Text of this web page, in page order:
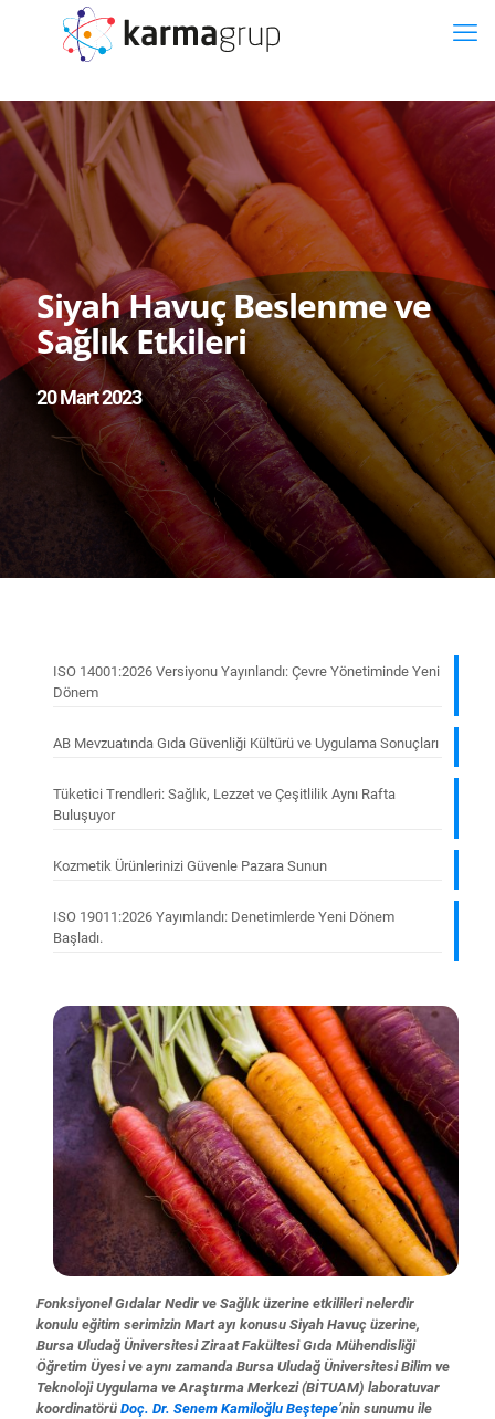
Siyah Havuç Beslenme ve
Sağlık Etkileri
20 Mart 2023
ISO 14001:2026 Versiyonu Yayınlandı: Çevre Yönetiminde Yeni
Dönem
AB Mevzuatında Gıda Güvenliği Kültürü ve Uygulama Sonuçları
Tüketici Trendleri: Sağlık, Lezzet ve Çeşitlilik Aynı Rafta
Buluşuyor
Kozmetik Ürünlerinizi Güvenle Pazara Sunun
ISO 19011:2026 Yayımlandı: Denetimlerde Yeni Dönem
Başladı.
Fonksiyonel Gıdalar Nedir ve Sağlık üzerine etkilileri nelerdir
konulu eğitim serimizin Mart ayı konusu Siyah Havuç üzerine,
Bursa Uludağ Üniversitesi Ziraat Fakültesi Gıda Mühendisliği
Öğretim Üyesi ve aynı zamanda Bursa Uludağ Üniversitesi Bilim ve
Teknoloji Uygulama ve Araştırma Merkezi (BİTUAM) laboratuvar
koordinatörü Doç. Dr. Senem Kamiloğlu Beştepe’nin sunumu ile